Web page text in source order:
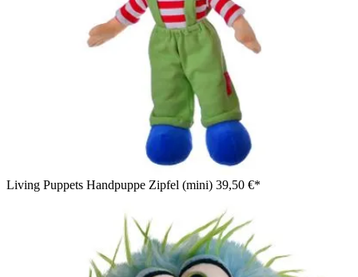
Living Puppets Handpuppe Zipfel (mini) 39,50 €*